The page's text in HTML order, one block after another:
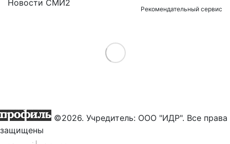
Новости СМИ2
Рекомендательный сервис
Load More
©2026. Учредитель: ООО "ИДР". Все права
защищены